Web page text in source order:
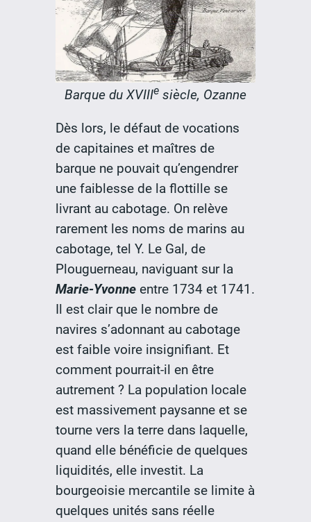
Barque du XVIIIe siècle, Ozanne
Dès lors, le défaut de vocations
de capitaines et maîtres de
barque ne pouvait qu’engendrer
une faiblesse de la flottille se
livrant au cabotage. On relève
rarement les noms de marins au
cabotage, tel Y. Le Gal, de
Plouguerneau, naviguant sur la
Marie-Yvonneentre 1734 et 1741.
Il est clair que le nombre de
navires s’adonnant au cabotage
est faible voire insignifiant. Et
comment pourrait-il en être
autrement ? La population locale
est massivement paysanne et se
tourne vers la terre dans laquelle,
quand elle bénéficie de quelques
liquidités, elle investit. La
bourgeoisie mercantile se limite à
quelques unités sans réelle